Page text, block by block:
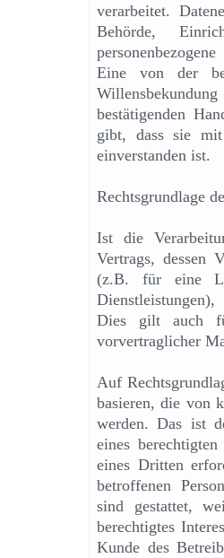
verarbeitet.
Behörde,
Eine von der
bestätigenden
gibt, dass sie mit
einverstanden ist.
Rechtsgrundlage
Ist die
Vertrags, dessen
(z.B. für eine
Dies gilt auch
vorvertraglicher
Auf
basieren, die von
werden. Das ist
eines
eines Dritten
betroffenen
sind gestattet,
berechtigtes
Kunde des